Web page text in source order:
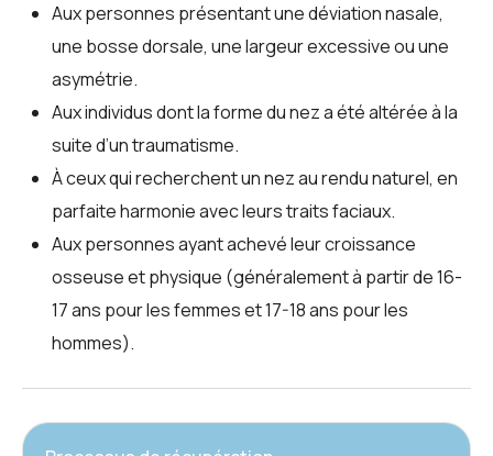
Aux personnes présentant une déviation nasale,
une bosse dorsale, une largeur excessive ou une
asymétrie.
Aux individus dont la forme du nez a été altérée à la
suite d’un traumatisme.
À ceux qui recherchent un nez au rendu naturel, en
parfaite harmonie avec leurs traits faciaux.
Aux personnes ayant achevé leur croissance
osseuse et physique (généralement à partir de 16-
17 ans pour les femmes et 17-18 ans pour les
hommes).